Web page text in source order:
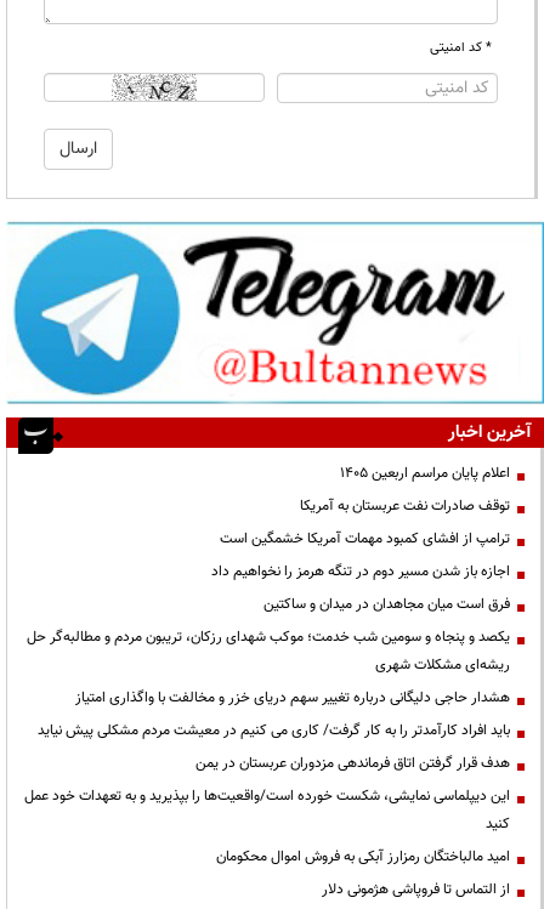
* کد امنیتی
آخرین اخبار
اعلام پایان مراسم اربعین ۱۴۰۵
توقف صادرات نفت عربستان به آمریکا
ترامپ از افشای کمبود مهمات آمریکا خشمگین است
اجازه باز شدن مسیر دوم در تنگه هرمز را نخواهیم داد
فرق است میان مجاهدان در میدان و ساکتین
یکصد و پنجاه و سومین شب خدمت؛ موکب شهدای رزکان، تریبون مردم و مطالبه‌گر حل
ریشه‌ای مشکلات شهری
هشدار حاجی دلیگانی درباره تغییر سهم دریای خزر و مخالفت با واگذاری امتیاز
باید افراد کارآمدتر را به کار گرفت/ کاری می کنیم در معیشت مردم مشکلی پیش نیاید
هدف قرار گرفتن اتاق‌ فرماندهی مزدوران عربستان در یمن
این دیپلماسی نمایشی، شکست خورده است/واقعیت‌ها را بپذیرید و به تعهدات خود عمل
کنید
امید مالباختگان رمزارز آبکی به فروش اموال محکومان
از التماس تا فروپاشی هژمونی دلار